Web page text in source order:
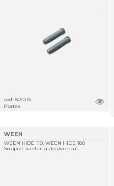
cod. 8010.15
Portes
WEEN
WEEN HIDE 110, WEEN HIDE 180
Support vantail auto diamant